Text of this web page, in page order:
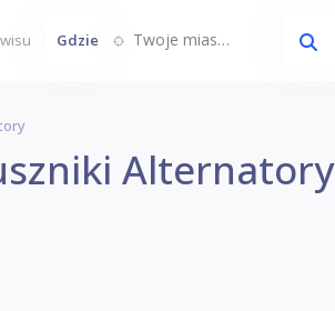
Gdzie Twoje miasto...
Alternatory